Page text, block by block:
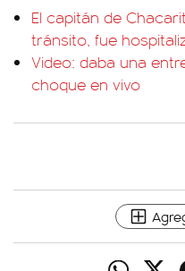
El capitán de
tránsito, fue
Video: daba una
choque en vivo